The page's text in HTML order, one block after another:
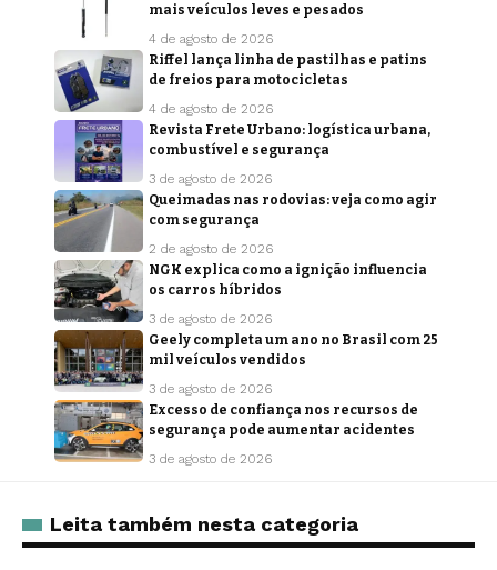
mais veículos leves e pesados
4 de agosto de 2026
Riffel lança linha de pastilhas e patins
de freios para motocicletas
4 de agosto de 2026
Revista Frete Urbano: logística urbana,
combustível e segurança
3 de agosto de 2026
Queimadas nas rodovias: veja como agir
com segurança
2 de agosto de 2026
NGK explica como a ignição influencia
os carros híbridos
3 de agosto de 2026
Geely completa um ano no Brasil com 25
mil veículos vendidos
3 de agosto de 2026
Excesso de confiança nos recursos de
segurança pode aumentar acidentes
3 de agosto de 2026
Leita também nesta categoria